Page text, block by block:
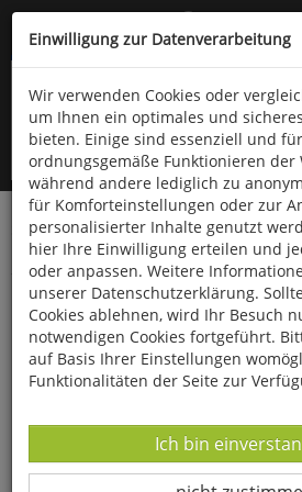
Kompletten Head der Seite
oder (06766) 9323-960
Startseite Haushalt & Garten
Besen, Bürsten & Putzmittel
Einwilligung zur Datenverarbeitung
Wir verwenden Cookies oder
um Ihnen ein optimales und
bieten. Einige sind essenziell und
ordnungsgemäße Funktionieren der
während andere lediglich zu
für Komforteinstellungen oder zur
personalisierter Inhalte genutzt
hier Ihre Einwilligung erteilen und
oder anpassen. Weitere
unserer Datenschutzerklärung.
Cookies ablehnen, wird Ihr Besuch
notwendigen Cookies fortgeführt.
auf Basis Ihrer Einstellungen
Funktionalitäten der Seite zur
Ich bin